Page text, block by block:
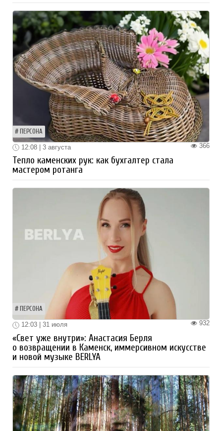
ПЕРСОНА
366
12:08 | 3 августа
Тепло каменских рук: как бухгалтер стала
мастером ротанга
ПЕРСОНА
932
12:03 | 31 июля
«Свет уже внутри»: Анастасия Берля
о возвращении в Каменск, иммерсивном искусстве
и новой музыке BERLYA